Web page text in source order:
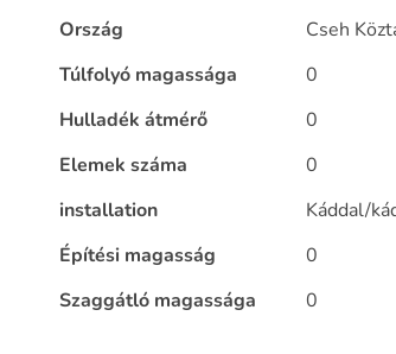
Ország
Cseh
Túlfolyó magassága
0
Hulladék átmérő
0
Elemek száma
0
installation
Káddal/
Építési magasság
0
Szaggátló magassága
0